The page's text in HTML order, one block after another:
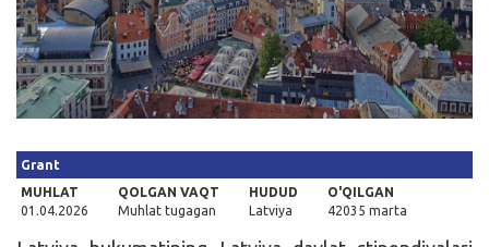
Grant
MUHLAT
01.04.2026
QOLGAN VAQT
Muhlat tugagan
HUDUD
Latviya
O'QILGAN
42035 marta